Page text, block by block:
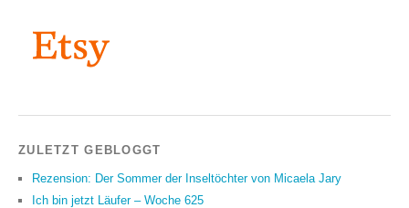
ZULETZT GEBLOGGT
Rezension: Der Sommer der Inseltöchter von Micaela Jary
Ich bin jetzt Läufer – Woche 625